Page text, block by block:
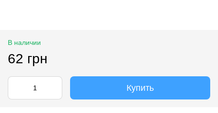
В наличии
62 грн
Купить